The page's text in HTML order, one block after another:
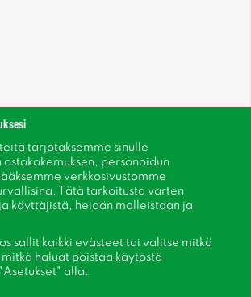
tarjotaksemme sinulle
ostokokemuksen, personoidun
verkkosivustomme
Tätä tarkoitusta varten
käyttäjistä, heidän malleistaan ​​ja
sallit kaikki evästeet tai valitse mitkä
haluat poistaa käytöstä
alla.